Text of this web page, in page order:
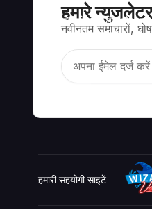
हमारे
नवीनतम समाचारों,
ब्लैकजैक, क्रेप्स, रूलेट और अन्य
रणनीति और जानकारी।
हमारी सहयोगी साइटें